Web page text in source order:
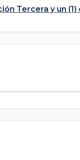
Tercera y un